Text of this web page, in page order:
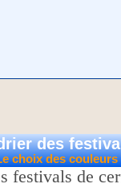
des
choix des